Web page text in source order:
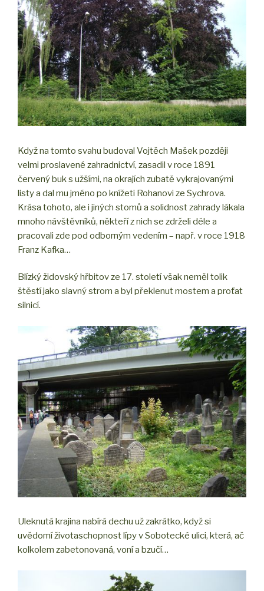
Když na tomto svahu budoval Vojtěch Mašek později
velmi proslavené zahradnictví, zasadil v roce 1891
červený buk s užšími, na okrajích zubatě vykrajovanými
listy a dal mu jméno po knížeti Rohanovi ze Sychrova.
Krása tohoto, ale i jiných stomů a solidnost zahrady lákala
mnoho návštěvníků, někteří z nich se zdrželi déle a
pracovali zde pod odborným vedením – např. v roce 1918
Franz Kafka…
Blízký židovský hřbitov ze 17. století však neměl tolik
štěstí jako slavný strom a byl překlenut mostem a proťat
silnicí.
Uleknutá krajina nabírá dechu už zakrátko, když si
uvědomí životaschopnost lípy v Sobotecké ulici, která, ač
kolkolem zabetonovaná, voní a bzučí…